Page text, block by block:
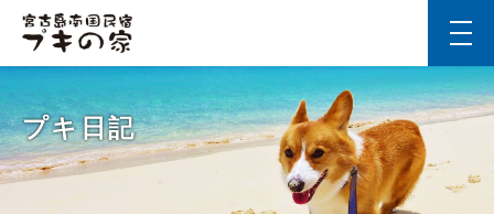
プキ日記
t
o
g
g
l
v